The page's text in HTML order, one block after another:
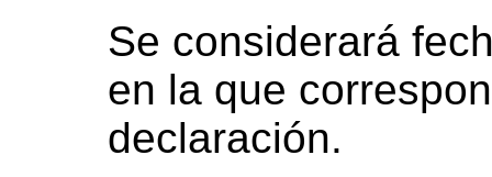
Se considerará
en la que
declaración.